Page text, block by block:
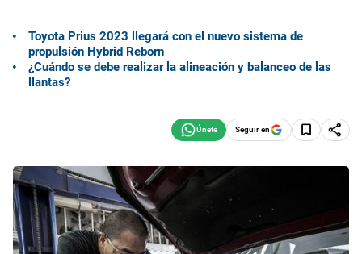
Toyota Prius 2023 llegará con el nuevo sistema de
propulsión Hybrid Reborn
¿Cuándo se debe realizar la alineación y balanceo de las
llantas?
Seguir en